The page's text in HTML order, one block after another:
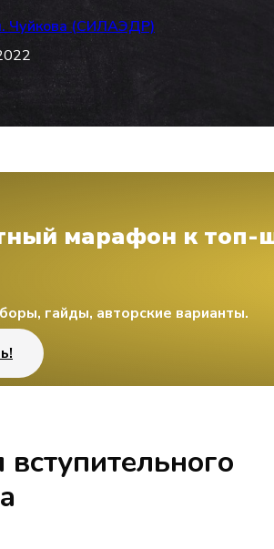
Чуйкова (СИЛАЭДР)
марафон к топ-
гайды, авторские варианты.